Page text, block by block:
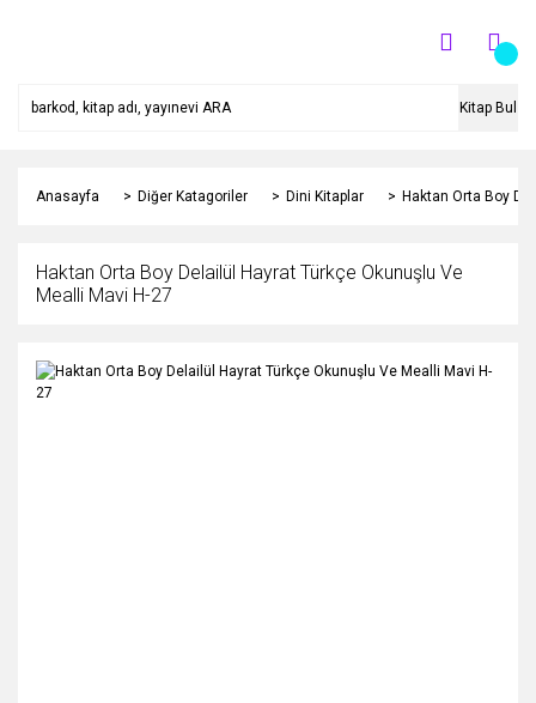
Kitap Bul
Anasayfa Diğer Katagoriler Dini Kitaplar Haktan Orta Boy
Haktan Orta Boy Delailül Hayrat Türkçe Okunuşlu Ve
Mealli Mavi H-27